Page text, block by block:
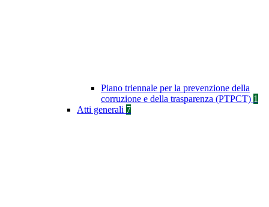
Piano triennale per la prevenzione della
corruzione e della trasparenza (PTPCT) 1
Atti generali 7